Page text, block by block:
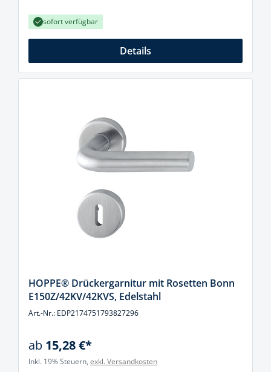
sofort verfügbar
Details
HOPPE® Drückergarnitur mit Rosetten Bonn
E150Z/42KV/42KVS, Edelstahl
Art.-Nr.: EDP2174751793827296
ab 15,28 €*
Inkl. 19% Steuern, exkl. Versandkosten